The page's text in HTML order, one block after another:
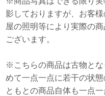
影しておりますが、お客
屋の照明等により実際の
ございます。
※こちらの商品は古物と
めて一点一点に若干の状
ともとの商品自体も一点